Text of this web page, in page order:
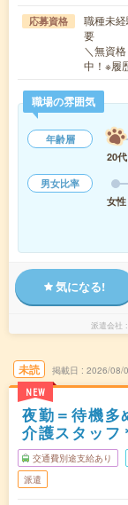
応募資格
職種未
要
＼無資
中！※履
職場の雰囲気
年齢層
20代
男女比率
女性
気になる!
派遣会社
未読
NEW
掲載日 2026/08/
夜勤＝待機多
介護スタッフ
交通費別途支給あり
派遣